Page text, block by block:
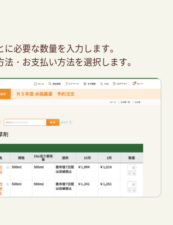
に必要な数量を入力します。
法・お支払い方法を選択します。